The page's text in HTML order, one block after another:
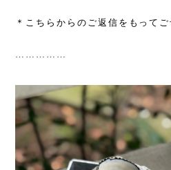
＊こちらからのご返信をもって
……………